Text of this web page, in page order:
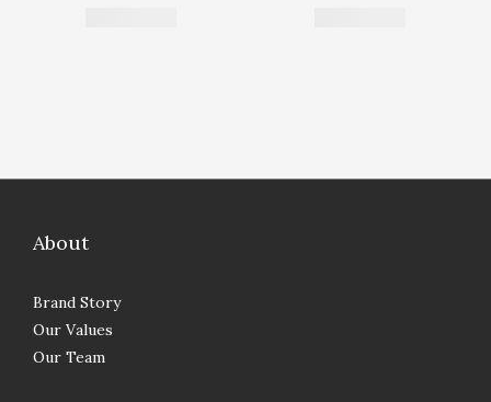
About
Brand Story
Our Values
Our Team